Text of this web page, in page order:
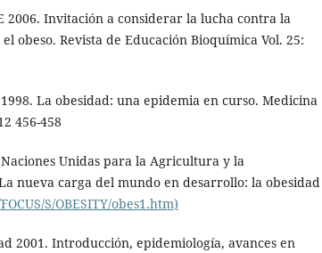
2006. Invitación a considerar la lucha contra la
obeso. Revista de Educación Bioquímica Vol. 25:
La obesidad: una epidemia en curso. Medicina
456-458
Unidas para la Agricultura y la
nueva carga del mundo en desarrollo: la obesidad
S/OBESITY/obes1.htm)
2001. Introducción, epidemiología, avances en